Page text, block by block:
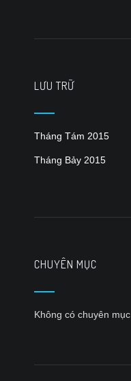
LƯU TRỮ
Tháng Tám 2015
Tháng Bảy 2015
CHUYÊN MỤC
Không có chuyên mục